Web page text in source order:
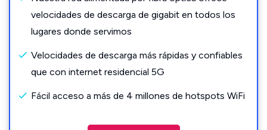
velocidades de descarga de gigabit en todos los
lugares donde servimos
Velocidades de descarga más rápidas y confiables
que con internet residencial 5G
Fácil acceso a más de 4 millones de hotspots WiFi